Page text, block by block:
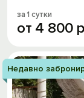
за 1 сутки
от 4 800
Недавно